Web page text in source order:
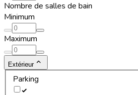
Nombre de salles de bain
Minimum
Maximum
Extérieur
Parking